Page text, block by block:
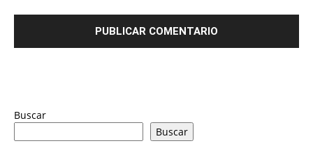
Buscar
Buscar